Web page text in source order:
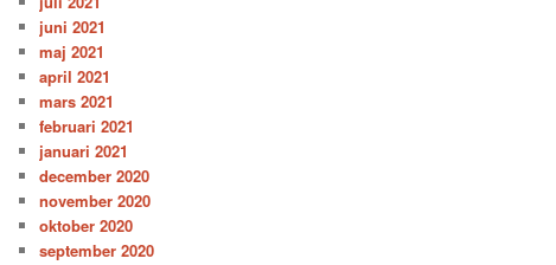
juni 2021
maj 2021
april 2021
mars 2021
februari 2021
januari 2021
december 2020
november 2020
oktober 2020
september 2020